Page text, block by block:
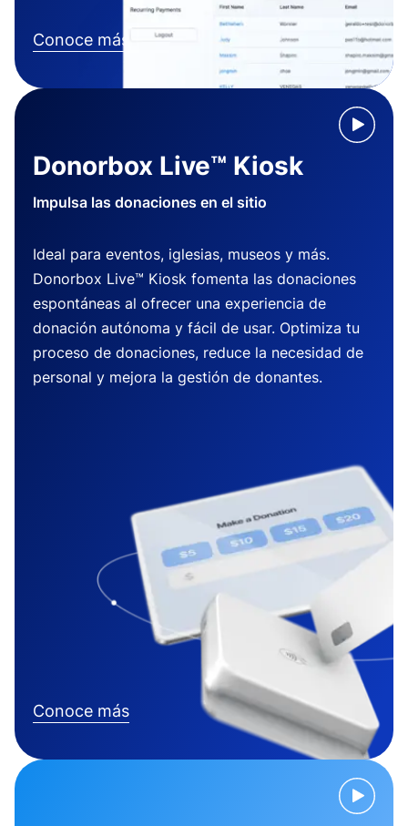
Conoce más
Donorbox Live™ Kiosk
Impulsa las donaciones en el sitio
Ideal para eventos, iglesias, museos y más.
Donorbox Live™ Kiosk fomenta las donaciones
espontáneas al ofrecer una experiencia de
donación autónoma y fácil de usar. Optimiza tu
proceso de donaciones, reduce la necesidad de
personal y mejora la gestión de donantes.
Conoce más